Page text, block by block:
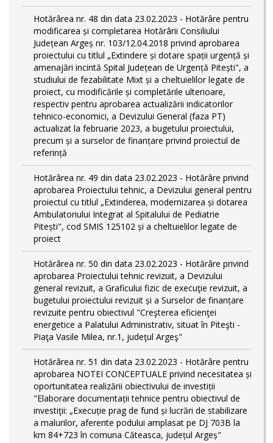
Hotărârea nr. 48 din data 23.02.2023 - Hotărâre pentru
modificarea și completarea Hotărârii Consiliului
Județean Argeș nr. 103/12.04.2018 privind aprobarea
proiectului cu titlul „Extindere și dotare spații urgență și
amenajări incintă Spital Județean de Urgență Pitești", a
studiului de fezabilitate Mixt și a cheltuielilor legate de
proiect, cu modificările și completările ulterioare,
respectiv pentru aprobarea actualizării indicatorilor
tehnico-economici, a Devizului General (faza PT)
actualizat la februarie 2023, a bugetului proiectului,
precum și a surselor de finanțare privind proiectul de
referință
Hotărârea nr. 49 din data 23.02.2023 - Hotărâre privind
aprobarea Proiectului tehnic, a Devizului general pentru
proiectul cu titlul „Extinderea, modernizarea și dotarea
Ambulatoriului Integrat al Spitalului de Pediatrie
Pitești", cod SMIS 125102 și a cheltuielilor legate de
proiect
Hotărârea nr. 50 din data 23.02.2023 - Hotărâre privind
aprobarea Proiectului tehnic revizuit, a Devizului
general revizuit, a Graficului fizic de execuţie revizuit, a
bugetului proiectului revizuit și a Surselor de finanțare
revizuite pentru obiectivul "Creşterea eficienţei
energetice a Palatului Administrativ, situat în Piteşti -
Piaţa Vasile Milea, nr.1, judeţul Argeş"
Hotărârea nr. 51 din data 23.02.2023 - Hotărâre pentru
aprobarea NOTEI CONCEPTUALE privind necesitatea și
oportunitatea realizării obiectivului de investiții
"Elaborare documentații tehnice pentru obiectivul de
investiţii: „Execuție prag de fund și lucrări de stabilizare
a malurilor, aferente podului amplasat pe DJ 703B la
km 84+723 în comuna Căteasca, județul Argeș"